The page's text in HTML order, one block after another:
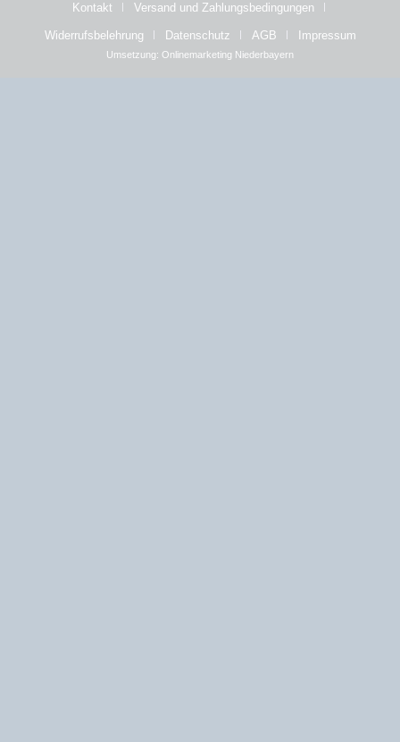
Kontakt Versand und Zahlungsbedingungen
Widerrufsbelehrung Datenschutz AGB Impressum
Umsetzung: Onlinemarketing Niederbayern